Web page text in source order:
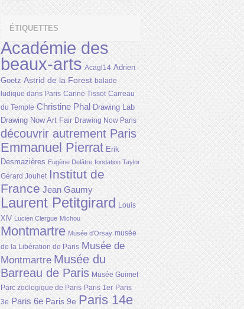
ÉTIQUETTES
Académie des
beaux-arts Acagl14 Adrien
Goetz Astrid de la Forest balade
ludique dans Paris Carine Tissot Carreau
du Temple Christine Phal Drawing Lab
Drawing Now Art Fair Drawing Now Paris
découvrir autrement Paris
Emmanuel Pierrat Erik
Desmazières Eugène Delâtre fondation Taylor
Gérard Jouhet Institut de
France Jean Gaumy
Laurent Petitgirard Louis
XIV Lucien Clergue Michou
Montmartre Musée d'Orsay musée
de la Libération de Paris Musée de
Montmartre Musée du
Barreau de Paris Musée Guimet
Parc zoologique de Paris Paris 1er Paris
3e Paris 6e Paris 9e Paris 14e